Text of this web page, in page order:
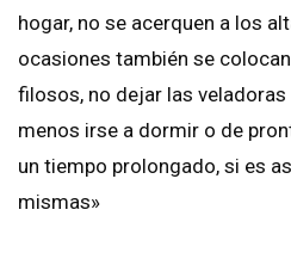
hogar, no se acerquen a los
ocasiones también se
filosos, no dejar las
menos irse a dormir o de
un tiempo prolongado, si es
mismas»